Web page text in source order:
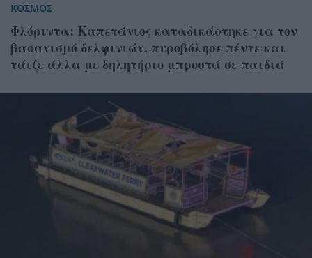
ΚΟΣΜΟΣ
Φλόριντα: Καπετάνιος καταδικάστηκε για τον
βασανισμό δελφινιών, πυροβόλησε πέντε και
τάιζε άλλα με δηλητήριο μπροστά σε παιδιά